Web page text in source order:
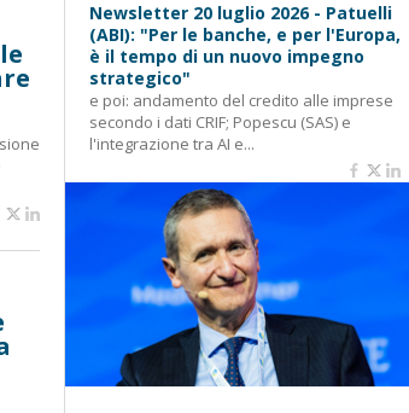
Newsletter 20 luglio 2026 - Patuelli
(ABI): "Per le banche, e per l'Europa,
è il tempo di un nuovo impegno
strategico"
e poi: andamento del credito alle imprese
secondo i dati CRIF; Popescu (SAS) e
l'integrazione tra AI e...